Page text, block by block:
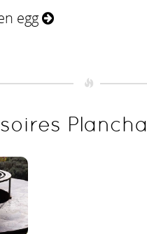
egg
Plancha